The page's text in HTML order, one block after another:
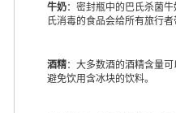
牛奶：密封瓶中的巴氏杀菌
氏消毒的食品会给所有旅行
酒精：大多数酒的酒精含量
避免饮用含冰块的饮料。